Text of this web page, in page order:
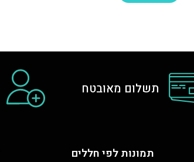
תשלום מאובטח
תמונות לפי חללים